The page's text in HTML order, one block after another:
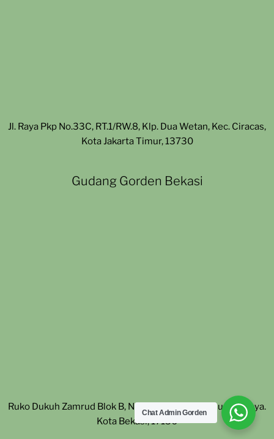
Jl. Raya Pkp No.33C, RT.1/RW.8, Klp. Dua Wetan, Kec. Ciracas,
Kota Jakarta Timur, 13730
Gudang Gorden Bekasi
Ruko Dukuh Zamrud Blok B, No. 27. Padurenan, Mustika Jaya.
Kota Bekasi, 17156
Chat Admin Gorden